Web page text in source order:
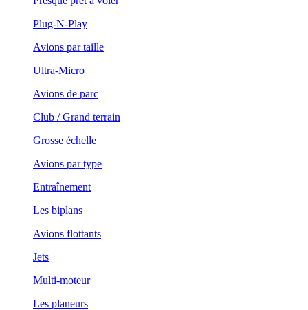
Plug-N-Play
Avions par taille
Ultra-Micro
Avions de parc
Club / Grand terrain
Grosse échelle
Avions par type
Entraînement
Les biplans
Avions flottants
Jets
Multi-moteur
Les planeurs